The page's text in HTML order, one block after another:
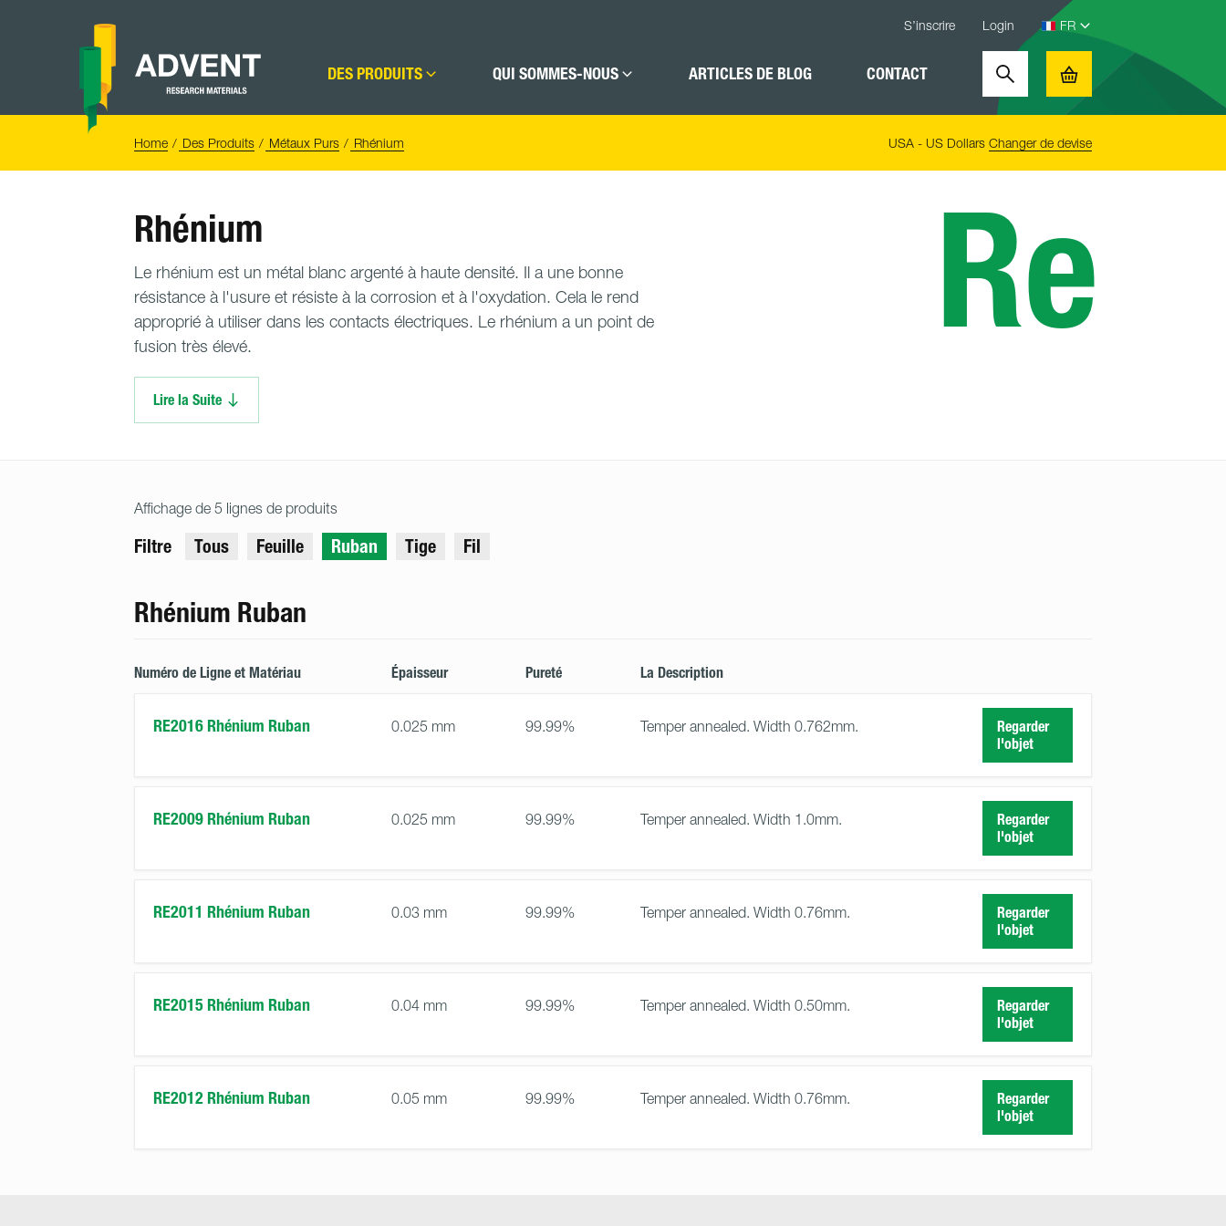
S’inscrire Login
DES PRODUITS QUI SOMMES-NOUS ARTICLES DE BLOG CONTACT Search Basket
Home Des Produits Métaux Purs Rhénium USA - US Dollars Changer de devise
Rhénium
Le rhénium est un métal blanc argenté à haute densité. Il a une bonne
résistance à l'usure et résiste à la corrosion et à l'oxydation. Cela le rend
approprié à utiliser dans les contacts électriques. Le rhénium a un point de
fusion très élevé.
Lire la Suite
Re
Affichage de 5 lignes de produits
Filtre Tous Feuille Ruban Tige Fil
Rhénium Ruban
Numéro de Ligne et Matériau Épaisseur Pureté La Description
RE2016 Rhénium Ruban 0.025 mm 99.99% Temper annealed. Width 0.762mm.
Regarder
l'objet
RE2009 Rhénium Ruban 0.025 mm 99.99% Temper annealed. Width 1.0mm.
Regarder
l'objet
RE2011 Rhénium Ruban 0.03 mm 99.99% Temper annealed. Width 0.76mm.
Regarder
l'objet
RE2015 Rhénium Ruban 0.04 mm 99.99% Temper annealed. Width 0.50mm.
Regarder
l'objet
RE2012 Rhénium Ruban 0.05 mm 99.99% Temper annealed. Width 0.76mm.
Regarder
l'objet